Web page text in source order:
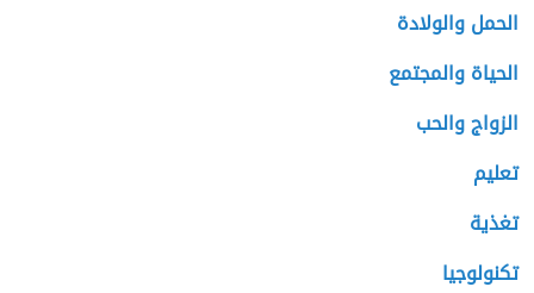
الحمل والولادة
الحياة والمجتمع
الزواج والحب
تعليم
تغذية
تكنولوجيا